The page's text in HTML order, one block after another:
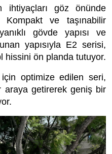
ihtiyaçları göz önünde
Kompakt ve taşınabilir
gövde yapısı ve
yapısıyla E2 serisi,
hissini ön planda tutuyor.
optimize edilen seri,
araya getirerek geniş bir